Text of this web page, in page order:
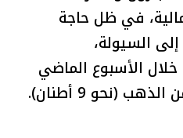
في ظل حاجة
السيولة،
الأسبوع الماضي